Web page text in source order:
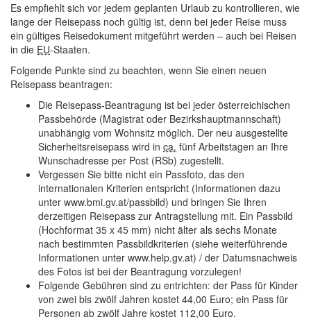
Es empfiehlt sich vor jedem geplanten Urlaub zu kontrollieren, wie
lange der Reisepass noch gültig ist, denn bei jeder Reise muss
ein gültiges Reisedokument mitgeführt werden – auch bei Reisen
in die EU-Staaten.
Folgende Punkte sind zu beachten, wenn Sie einen neuen
Reisepass beantragen:
Die Reisepass-Beantragung ist bei jeder österreichischen
Passbehörde (Magistrat oder Bezirkshauptmannschaft)
unabhängig vom Wohnsitz möglich. Der neu ausgestellte
Sicherheitsreisepass wird in ca. fünf Arbeitstagen an Ihre
Wunschadresse per Post (RSb) zugestellt.
Vergessen Sie bitte nicht ein Passfoto, das den
internationalen Kriterien entspricht (Informationen dazu
unter www.bmi.gv.at/passbild) und bringen Sie Ihren
derzeitigen Reisepass zur Antragstellung mit. Ein Passbild
(Hochformat 35 x 45 mm) nicht älter als sechs Monate
nach bestimmten Passbildkriterien (siehe weiterführende
Informationen unter www.help.gv.at) / der Datumsnachweis
des Fotos ist bei der Beantragung vorzulegen!
Folgende Gebühren sind zu entrichten: der Pass für Kinder
von zwei bis zwölf Jahren kostet 44,00 Euro; ein Pass für
Personen ab zwölf Jahre kostet 112,00 Euro.